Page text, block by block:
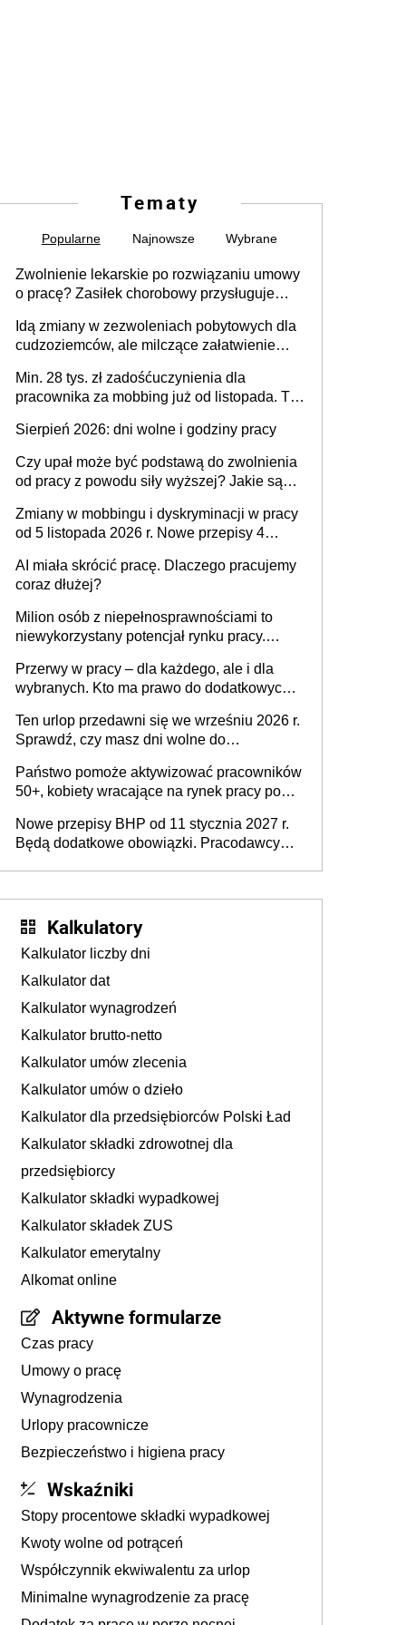
Tematy
Popularne Najnowsze Wybrane
Zwolnienie lekarskie po rozwiązaniu umowy
o pracę? Zasiłek chorobowy przysługuje
dni od ustania stosunku pracy
Idą zmiany w zezwoleniach pobytowych dla
cudzoziemców, ale milczące załatwienie
Min. 28 tys. zł zadośćuczynienia dla
pracownika za mobbing już od listopada. To
zespołu
Sierpień 2026: dni wolne i godziny pracy
Czy upał może być podstawą do zwolnienia
od pracy z powodu siły wyższej? Jakie są
Zmiany w mobbingu i dyskryminacji w pracy
od 5 listopada 2026 r. Nowe przepisy 4
Ustaw
AI miała skrócić pracę. Dlaczego pracujemy
coraz dłużej?
Milion osób z niepełnosprawnościami to
niewykorzystany potencjał rynku pracy.
dofinansowań czy refundacji, ale bariery po
stronie systemu i świadomości
pracodawców [WYWIAD]
Przerwy w pracy – dla każdego, ale i dla
wybranych. Kto ma prawo do dodatkowych
Ten urlop przedawni się we wrześniu 2026 r.
Sprawdź, czy masz dni wolne do
Państwo pomoże aktywizować pracowników
50+, kobiety wracające na rynek pracy po
osoby neuroatypowe. Powstanie Fundusz
na rzecz Inkluzywności w Zatrudnianiu?
Nowe przepisy BHP od 11 stycznia 2027 r.
Będą dodatkowe obowiązki. Pracodawcy
Kalkulatory
Kalkulator liczby dni
Kalkulator dat
Kalkulator wynagrodzeń
Kalkulator brutto-netto
Kalkulator umów zlecenia
Kalkulator umów o dzieło
Kalkulator dla przedsiębiorców Polski Ład
Kalkulator składki zdrowotnej dla
przedsiębiorcy
Kalkulator składki wypadkowej
Kalkulator składek ZUS
Kalkulator emerytalny
Alkomat online
Aktywne formularze
Czas pracy
Umowy o pracę
Wynagrodzenia
Urlopy pracownicze
Bezpieczeństwo i higiena pracy
Wskaźniki
Stopy procentowe składki wypadkowej
Kwoty wolne od potrąceń
Współczynnik ekwiwalentu za urlop
Minimalne wynagrodzenie za pracę